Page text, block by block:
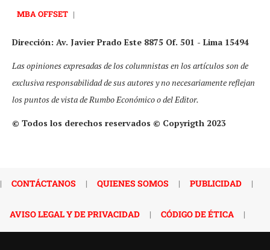
MBA OFFSET |
Dirección: Av. Javier Prado Este 8875 Of. 501 - Lima 15494
Las opiniones expresadas de los columnistas en los artículos son de
exclusiva responsabilidad de sus autores y no necesariamente reflejan
los puntos de vista de Rumbo Económico o del Editor.
© Todos los derechos reservados © Copyrigth 2023
| CONTÁCTANOS | QUIENES SOMOS | PUBLICIDAD |
AVISO LEGAL Y DE PRIVACIDAD | CÓDIGO DE ÉTICA |